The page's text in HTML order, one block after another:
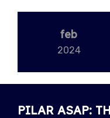
feb
2024
PILAR ASAP: